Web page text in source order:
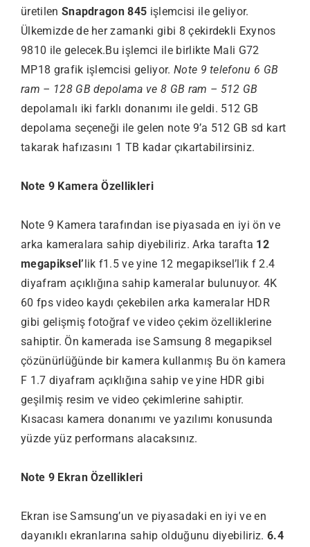
üretilen Snapdragon 845 işlemcisi ile geliyor.
Ülkemizde de her zamanki gibi 8 çekirdekli Exynos
9810 ile gelecek.Bu işlemci ile birlikte Mali G72
MP18 grafik işlemcisi geliyor. Note 9 telefonu 6 GB
ram – 128 GB depolama ve 8 GB ram – 512 GB
depolamalı iki farklı donanımı ile geldi. 512 GB
depolama seçeneği ile gelen note 9’a 512 GB sd kart
takarak hafızasını 1 TB kadar çıkartabilirsiniz.
Note 9 Kamera Özellikleri
Note 9 Kamera tarafından ise piyasada en iyi ön ve
arka kameralara sahip diyebiliriz. Arka tarafta 12
megapiksel’lik f1.5 ve yine 12 megapiksel’lik f 2.4
diyafram açıklığına sahip kameralar bulunuyor. 4K
60 fps video kaydı çekebilen arka kameralar HDR
gibi gelişmiş fotoğraf ve video çekim özelliklerine
sahiptir. Ön kamerada ise Samsung 8 megapiksel
çözünürlüğünde bir kamera kullanmış Bu ön kamera
F 1.7 diyafram açıklığına sahip ve yine HDR gibi
geşilmiş resim ve video çekimlerine sahiptir.
Kısacası kamera donanımı ve yazılımı konusunda
yüzde yüz performans alacaksınız.
Note 9 Ekran Özellikleri
Ekran ise Samsung’un ve piyasadaki en iyi ve en
dayanıklı ekranlarına sahip olduğunu diyebiliriz.6.4